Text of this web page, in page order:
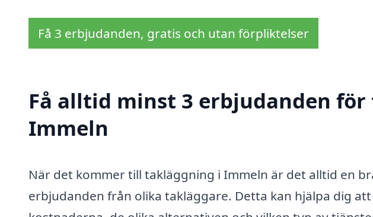
Få 3 erbjudanden, gratis och utan förpliktelser
Få alltid minst 3 erbjudanden
Immeln
När det kommer till takläggning i Immeln är det alltid en
erbjudanden från olika takläggare. Detta kan hjälpa dig